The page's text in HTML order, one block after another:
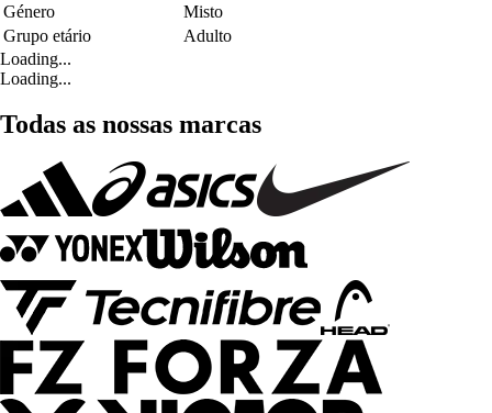
Género
Misto
Grupo etário
Adulto
Loading...
Loading...
Todas as nossas marcas